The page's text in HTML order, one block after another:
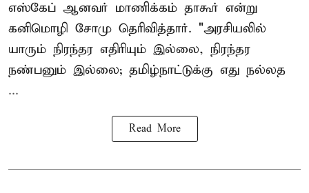
எஸ்கேப் ஆனவர் மாணிக்கம் தாகூர் என்று
கனிமொழி சோமு தெரிவித்தார். "அரசியலில்
யாரும் நிரந்தர எதிரியும் இல்லை, நிரந்தர
நண்பனும் இல்லை; தமிழ்நாட்டுக்கு எது நல்லத
...
Read More